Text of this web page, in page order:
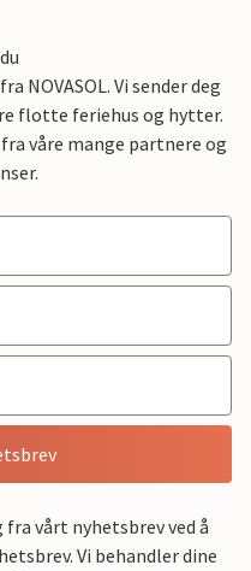
NOVASOL. Vi sender deg
flotte feriehus og hytter.
våre mange partnere og
vårt nyhetsbrev ved å
Vi behandler dine